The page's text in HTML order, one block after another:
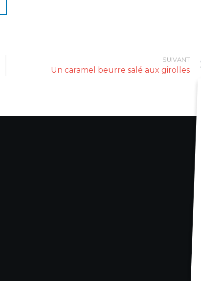
SUIVANT
Un caramel beurre salé aux girolles